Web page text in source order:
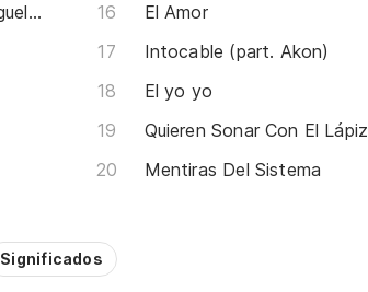
Yo Soy Papá 2 (part. Don Miguelo y Secreto 'El Famoso Biberón')
El Amor
Intocable (part. Akon)
El yo yo
Quieren Sonar Con El Lápiz
Mentiras Del Sistema
Significados